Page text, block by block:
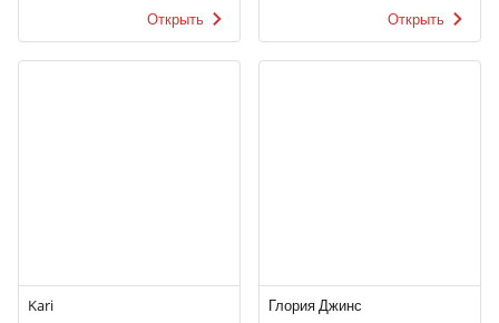
Открыть Открыть
Kari Глория Джинс